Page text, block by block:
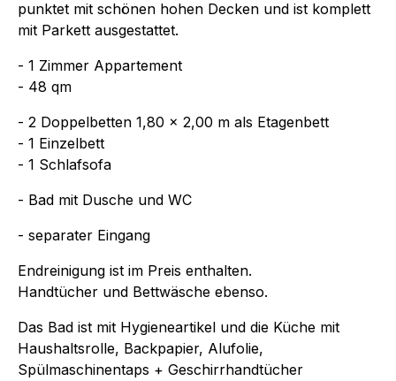
punktet mit schönen hohen Decken und ist komplett
mit Parkett ausgestattet.
- 1 Zimmer Appartement
- 48 qm
- 2 Doppelbetten 1,80 x 2,00 m als Etagenbett
- 1 Einzelbett
- 1 Schlafsofa
- Bad mit Dusche und WC
- separater Eingang
Endreinigung ist im Preis enthalten.
Handtücher und Bettwäsche ebenso.
Das Bad ist mit Hygieneartikel und die Küche mit
Haushaltsrolle, Backpapier, Alufolie,
Spülmaschinentaps + Geschirrhandtücher